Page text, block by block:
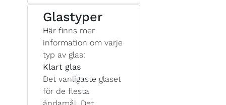
Glastyper
Här finns mer
information om varje
typ av glas:
Klart glas
Det vanligaste glaset
för de flesta